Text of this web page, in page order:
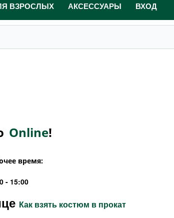
ВЗРОСЛЫХ АКСЕССУАРЫ ВХОД
Online!
время:
- 15:00
Как взять костюм в прокат